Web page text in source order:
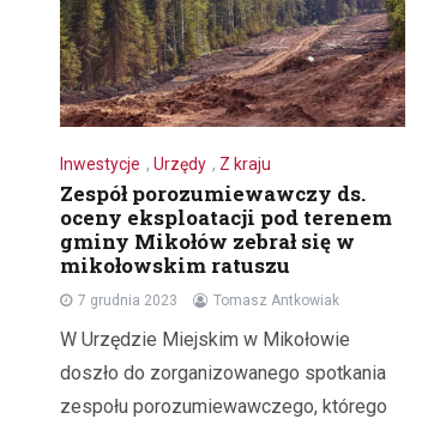
Inwestycje , Urzędy , Z kraju
Zespół porozumiewawczy ds.
oceny eksploatacji pod terenem
gminy Mikołów zebrał się w
mikołowskim ratuszu
7 grudnia 2023 Tomasz Antkowiak
W Urzędzie Miejskim w Mikołowie
doszło do zorganizowanego spotkania
zespołu porozumiewawczego, którego